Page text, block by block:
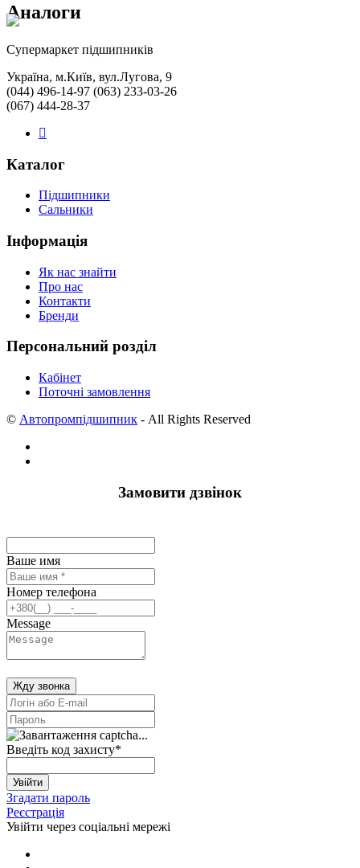
Аналоги
Cупермаркет підшипників
Україна, м.Київ, вул.Лугова, 9
(044) 496-14-97 (063) 233-03-26
(067) 444-28-37
Каталог
Підшипники
Сальники
Інформація
Як нас знайти
Про нас
Контакти
Бренди
Персональний розділ
Кабінет
Поточні замовлення
© Автопромпідшипник - All Rights Reserved
Замовити дзвінок
Ваше имя
Номер телефона
Message
Жду звонка
Введіть код захисту*
Увійти
Згадати пароль
Реєстрація
Увійти через соціальні мережі